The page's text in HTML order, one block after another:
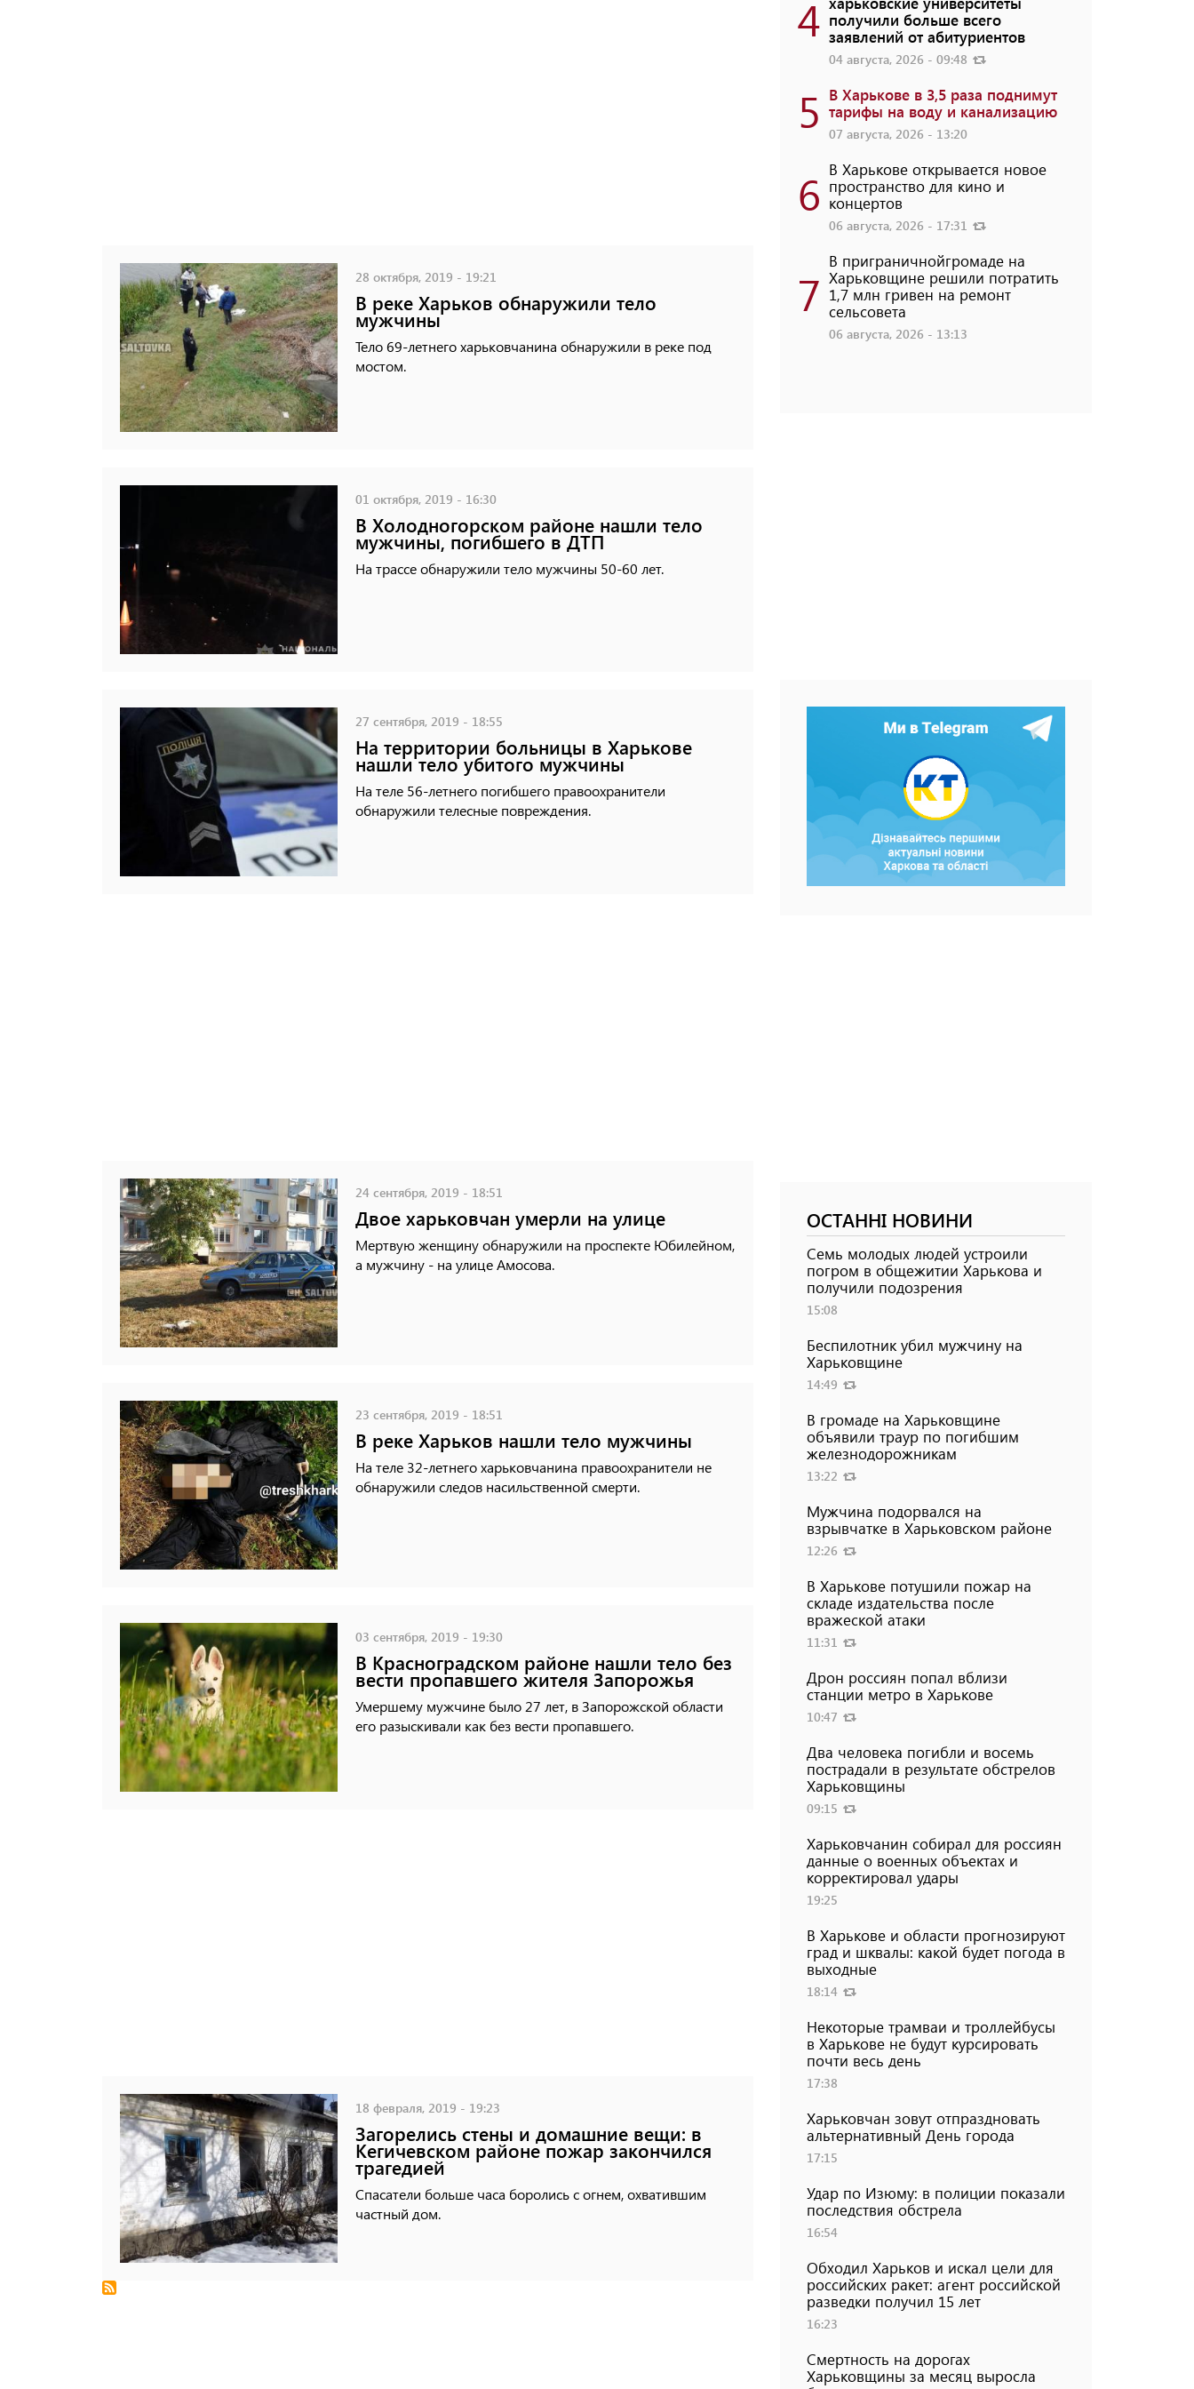
28 октября, 2019 - 19:21
В реке Харьков обнаружили тело
мужчины
Тело 69-летнего харьковчанина обнаружили в реке под
мостом.
01 октября, 2019 - 16:30
В Холодногорском районе нашли тело
мужчины, погибшего в ДТП
На трассе обнаружили тело мужчины 50-60 лет.
27 сентября, 2019 - 18:55
На территории больницы в Харькове
нашли тело убитого мужчины
На теле 56-летнего погибшего правоохранители
обнаружили телесные повреждения.
24 сентября, 2019 - 18:51
Двое харьковчан умерли на улице
Мертвую женщину обнаружили на проспекте Юбилейном,
а мужчину - на улице Амосова.
23 сентября, 2019 - 18:51
В реке Харьков нашли тело мужчины
На теле 32-летнего харьковчанина правоохранители не
обнаружили следов насильственной смерти.
03 сентября, 2019 - 19:30
В Красноградском районе нашли тело без
вести пропавшего жителя Запорожья
Умершему мужчине было 27 лет, в Запорожской области
его разыскивали как без вести пропавшего.
18 февраля, 2019 - 19:23
Загорелись стены и домашние вещи: в
Кегичевском районе пожар закончился
трагедией
Спасатели больше часа боролись с огнем, охватившим
частный дом.
4 получили больше всего
заявлений от абитуриентов
04 августа, 2026 - 09:48
5 В Харькове в 3,5 раза поднимут
тарифы на воду и канализацию
07 августа, 2026 - 13:20
6 В Харькове открывается новое
пространство для кино и
концертов
06 августа, 2026 - 17:31
7
В приграничнойгромаде на
Харьковщине решили потратить
1,7 млн ​​гривен на ремонт
сельсовета
06 августа, 2026 - 13:13
ОСТАННІ НОВИНИ
Семь молодых людей устроили
погром в общежитии Харькова и
получили подозрения
15:08
Беспилотник убил мужчину на
Харьковщине
14:49
В громаде на Харьковщине
объявили траур по погибшим
железнодорожникам
13:22
Мужчина подорвался на
взрывчатке в Харьковском районе
12:26
В Харькове потушили пожар на
складе издательства после
вражеской атаки
11:31
Дрон россиян попал вблизи
станции метро в Харькове
10:47
Два человека погибли и восемь
пострадали в результате обстрелов
Харьковщины
09:15
Харьковчанин собирал для россиян
данные о военных объектах и ​​
корректировал удары
19:25
В Харькове и области прогнозируют
град и шквалы: какой будет погода в
выходные
18:14
Некоторые трамваи и троллейбусы
в Харькове не будут курсировать
почти весь день
17:38
Харьковчан зовут отпраздновать
альтернативный День города
17:15
Удар по Изюму: в полиции показали
последствия обстрела
16:54
Обходил Харьков и искал цели для
российских ракет: агент российской
разведки получил 15 лет
16:23
Смертность на дорогах
Харьковщины за месяц выросла